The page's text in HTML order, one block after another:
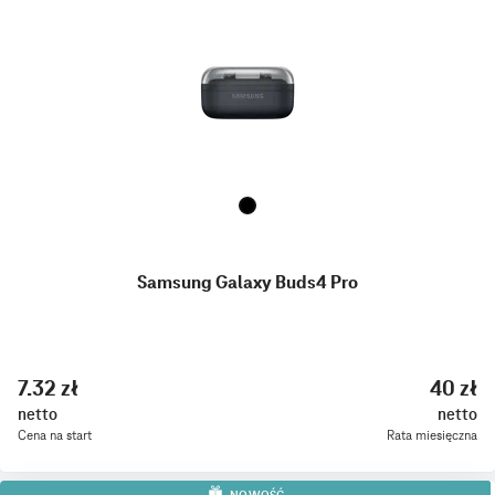
Samsung Galaxy Buds4 Pro
7.32 zł
netto
Cena na start
40 zł
netto
Rata miesięczna